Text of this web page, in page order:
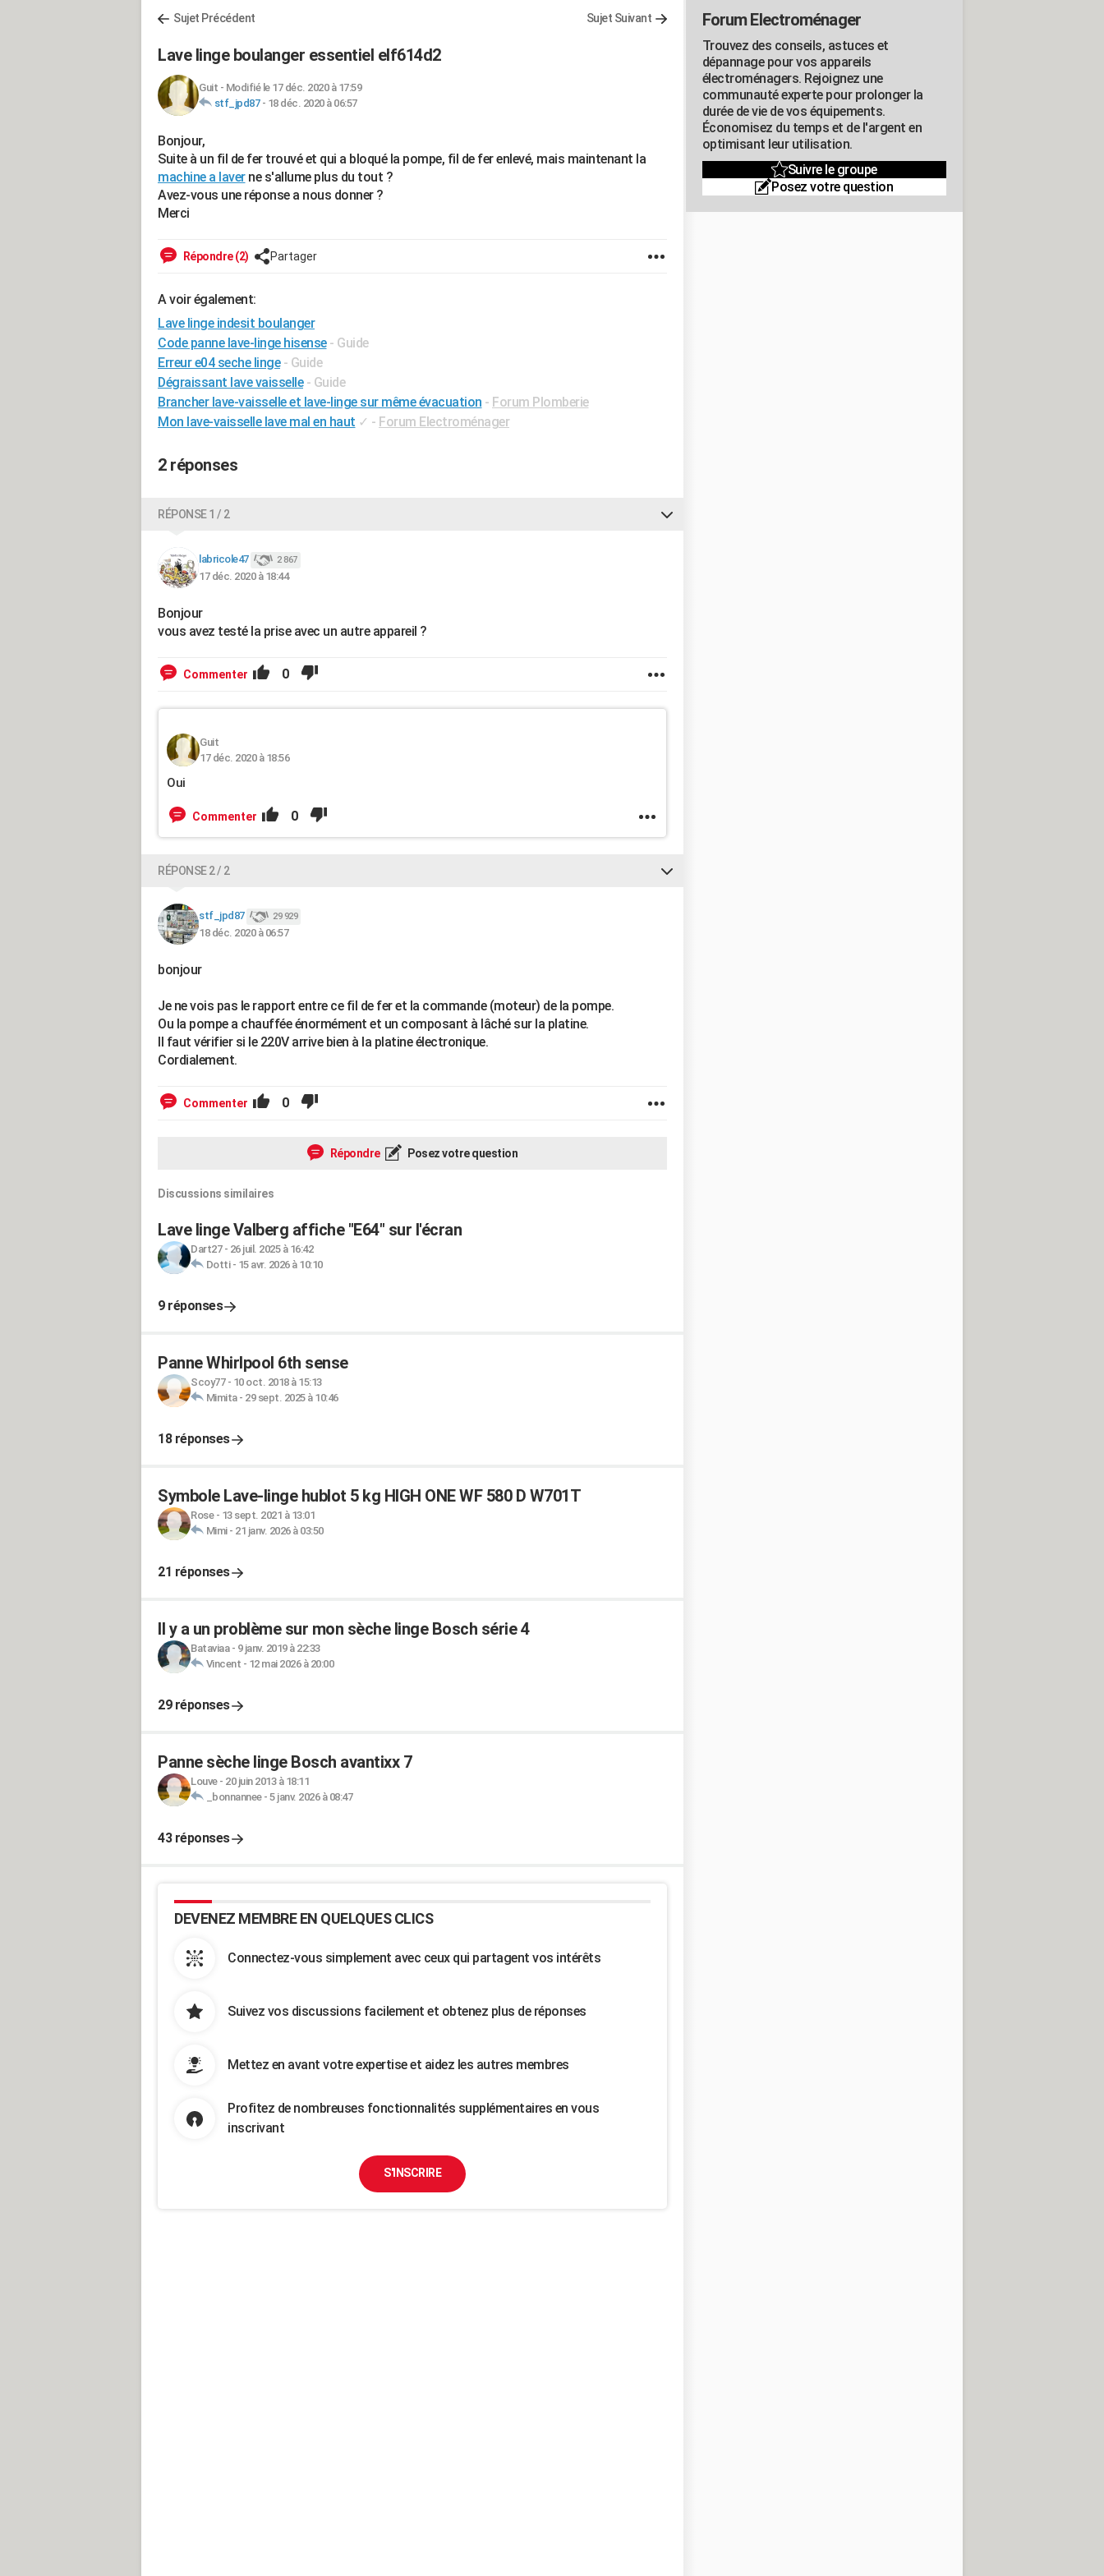
Sujet Précédent Sujet Suivant
Lave linge boulanger essentiel elf614d2
Guit - Modifié le 17 déc. 2020 à 17:59
stf_jpd87- 18 déc. 2020 à 06:57
Bonjour,
Suite à un fil de fer trouvé et qui a bloqué la pompe, fil de fer enlevé, mais maintenant la
machine a laverne s'allume plus du tout ?
Avez-vous une réponse a nous donner ?
Merci
Répondre (2) Partager
A voir également:
Lave linge indesit boulanger
Code panne lave-linge hisense - Guide
Erreur e04 seche linge - Guide
Dégraissant lave vaisselle - Guide
Brancher lave-vaisselle et lave-linge sur même évacuation - Forum Plomberie
Mon lave-vaisselle lave mal en haut ✓ - Forum Electroménager
2 réponses
RÉPONSE 1 / 2
labricole47 2 867
17 déc. 2020 à 18:44
Bonjour
vous avez testé la prise avec un autre appareil ?
Commenter 0
Guit
17 déc. 2020 à 18:56
Oui
Commenter 0
RÉPONSE 2 / 2
stf_jpd87 29 929
18 déc. 2020 à 06:57
bonjour
Je ne vois pas le rapport entre ce fil de fer et la commande (moteur) de la pompe.
Ou la pompe a chauffée énormément et un composant à lâché sur la platine.
Il faut vérifier si le 220V arrive bien à la platine électronique.
Cordialement.
Commenter 0
Répondre Posez votre question
Discussions similaires
Lave linge Valberg affiche "E64" sur l'écran
Dart27- 26 juil. 2025 à 16:42
Dotti- 15 avr. 2026 à 10:10
9 réponses
Panne Whirlpool 6th sense
Scoy77- 10 oct. 2018 à 15:13
Mimita- 29 sept. 2025 à 10:46
18 réponses
Symbole Lave-linge hublot 5 kg HIGH ONE WF 580 D W701T
Rose- 13 sept. 2021 à 13:01
Mimi- 21 janv. 2026 à 03:50
21 réponses
Il y a un problème sur mon sèche linge Bosch série 4
Bataviaa- 9 janv. 2019 à 22:33
Vincent - 12 mai 2026 à 20:00
29 réponses
Panne sèche linge Bosch avantixx 7
Louve- 20 juin 2013 à 18:11
_bonnannee- 5 janv. 2026 à 08:47
43 réponses
DEVENEZ MEMBRE EN QUELQUES CLICS
Connectez-vous simplement avec ceux qui partagent vos intérêts
Suivez vos discussions facilement et obtenez plus de réponses
Mettez en avant votre expertise et aidez les autres membres
Profitez de nombreuses fonctionnalités supplémentaires en vous
inscrivant
S'INSCRIRE
Forum Electroménager
Trouvez des conseils, astuces et
dépannage pour vos appareils
électroménagers. Rejoignez une
communauté experte pour prolonger la
durée de vie de vos équipements.
Économisez du temps et de l'argent en
optimisant leur utilisation.
Suivre le groupe
Posez votre question